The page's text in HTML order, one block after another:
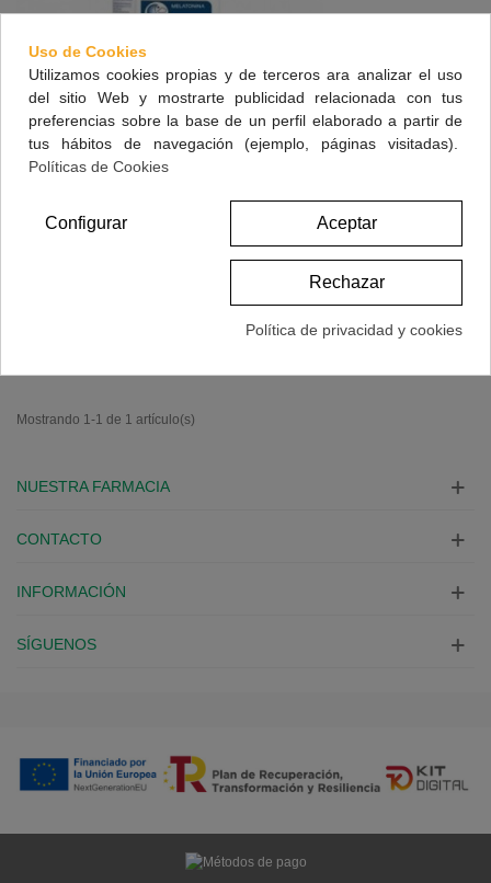
Melamil Niños 30 Ml
Mostrando 1-1 de 1 artículo(s)
NUESTRA FARMACIA
CONTACTO
INFORMACIÓN
SÍGUENOS
Uso de Cookies
Utilizamos cookies propias y de terceros ara analizar el uso
del sitio Web y mostrarte publicidad relacionada con tus
preferencias sobre la base de un perfil elaborado a partir de
tus hábitos de navegación (ejemplo, páginas visitadas).
Políticas de Cookies
Aceptar
Rechazar
Configurar
Política de privacidad y cookies